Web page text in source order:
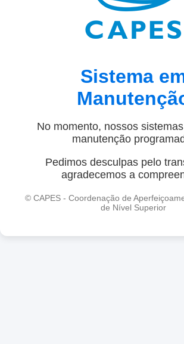
Sistema
No momento, nossos
manutenção
Pedimos desculpas pelo
agradecemos a
© CAPES - Coordenação de
de Nível Superior